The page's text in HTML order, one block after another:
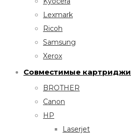
Lexmark
Ricoh
Samsung
Xerox
Совместимые картриджи
BROTHER
Canon
HP
Laserjet